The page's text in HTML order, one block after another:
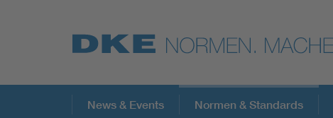
Top-Themen
News & Events Normen & Standards